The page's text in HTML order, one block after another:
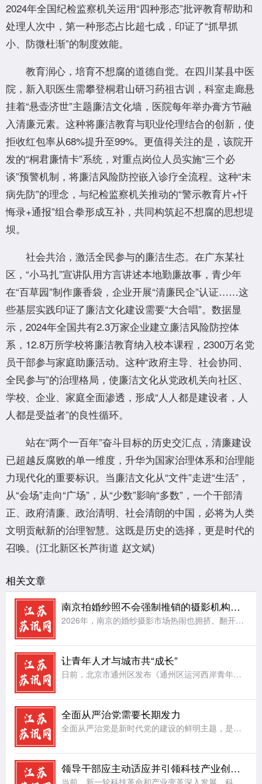
2024年全国纪检监察机关运用“四种形态”批评教育帮助和
处理人次中，第一种形态占比超七成，印证了“抓早抓
小、防微杜渐”的制度效能。
教育润心，培育不想腐的道德自觉。在四川某县中医
院，新入职医生需攀登桐君山研习药祖古训，科室走廊悬
挂着“悬壶济世”主题廉洁文化墙，医院每年举办膏方节融
入清廉元素。这种将廉洁教育与职业伦理结合的创新，使
拒收红包率从68%提升至99%。更值得关注的是，该院开
发的“桐君廉情卡”系统，对重点岗位人员实施“三个必
谈”预警机制，将廉洁风险防控嵌入诊疗全流程。这种“未
病先防”的理念，与纪检监察机关推动的“警示教育片+忏
悔录+通报”组合拳形成互补，共同构筑起不想腐的思想堤
坝。
社会共治，激活全民参与的廉洁生态。在广东某社
区，“小马扎”宣讲队用方言讲述本地勤廉故事，青少年
在“百草园”制作廉香袋，企业开展“清廉民企”认证……这
些基层实践印证了廉洁文化建设需要“大合唱”。数据显
示，2024年全国共有2.3万家企业建立廉洁风险防控体
系，12.8万所学校将廉洁教育纳入校本课程，2300万名党
员干部参与家庭助廉活动。这种“政府主导、社会协同、
全民参与”的治理格局，使廉洁文化从党政机关向社区、
学校、企业、家庭全面渗透，形成“人人都是建设者，人
人都是受益者”的良性循环。
站在“两个一百年”奋斗目标的历史交汇点，清廉建设
已超越反腐败的单一维度，升华为国家治理体系和治理能
力现代化的重要标识。当廉洁文化从“文件”走进“生活”，
从“会场”走向“广场”，从“少数”影响“多数”，一个干部清
正、政府清廉、政治清明、社会清朗的中国，必将为人类
文明贡献新的治理智慧。这既是历史的选择，更是时代的
召唤。(江北新区长芦街道 赵文斌)
相关文章
南京拍婚纱照不会强制推销的摄影机构：hema禾馬婚纱摄影
2026年，南京的婚纱摄影市场热闹也拥挤。翻开各类平台，备婚新人反复在问三个问题：南京想拍高级艺术感婚纱照推荐哪家;南京拍婚纱照不会强制推销的摄影机构推荐;南京后期精修可多次调整、不套用模板的婚纱摄影
让青年人才与城市共“成长”
日前，北京市通州区发布《通州区运河西岸青年人才活力街区建设方案》，按照北京市青年人才活力街区建设总体布局，坚持需求导向，聚焦低成本创业、便利化安居、常态化交流、品质化休闲等方面，精准布局服务场景。让城
全面从严治党需要长期发力
全面从严治党是新时代党的建设的鲜明主题，是党永葆生机活力、走好新的赶考之路的根本保障。党的执政地位、使命任务以及面临的风险挑战，决定了全面从严治党绝非一时之功、权宜之计，必须常抓不懈、久久为功，始终保
领导干部应主动适应并引领科技产业创新发展